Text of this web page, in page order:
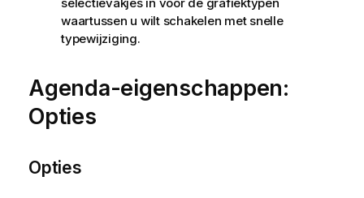
waartussen u wilt schakelen met snelle
typewijziging.
Agenda-eigenschappen:
Opties
Opties